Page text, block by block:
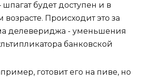
будет доступен и в
Происходит это за
делевериджа - уменьшения
банковской
готовит его на пиве, но